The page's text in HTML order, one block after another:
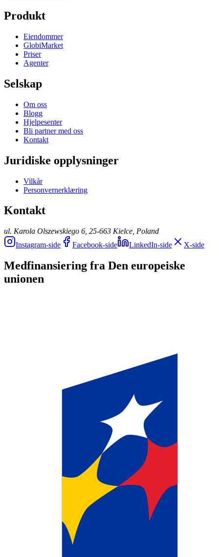
Produkt
Eiendommer
GlobiMarket
Priser
Agenter
Selskap
Om oss
Blogg
Hjelpesenter
Bli partner med oss
Kontakt
Juridiske opplysninger
Vilkår
Personvernerklæring
Kontakt
ul. Karola Olszewskiego 6, 25-663 Kielce, Poland
Instagram-side
Facebook-side LinkedIn-side X-side
Medfinansiering fra Den europeiske
unionen